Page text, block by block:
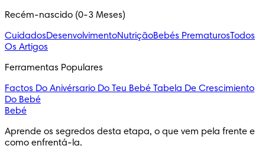
Recém-nascido (0-3 Meses)
CuidadosDesenvolvimentoNutriçãoBebés PrematurosTodos
Os Artigos
Ferramentas Populares
Factos Do Anivérsario Do Teu Bebé Tabela De Crescimiento
Do Bebé
Bebé
Aprende os segredos desta etapa, o que vem pela frente e
como enfrentá-la.